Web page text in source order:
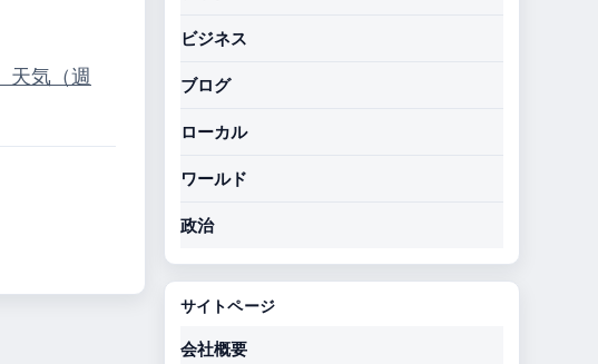
天気（週
ビジネス
ブログ
ローカル
ワールド
政治
サイトページ
会社概要